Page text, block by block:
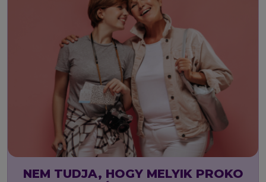
NEM TUDJA, HOGY MELYIK PROKO